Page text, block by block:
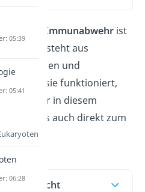
Immunabwehr ist
und besteht aus
Barrieren und
Wie sie funktioniert,
wir dir in diesem
geht’s auch direkt zum
05:39
05:41
06:28